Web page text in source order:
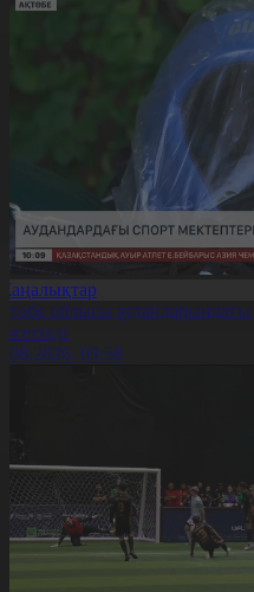
облысы аудандарындағы
09:58